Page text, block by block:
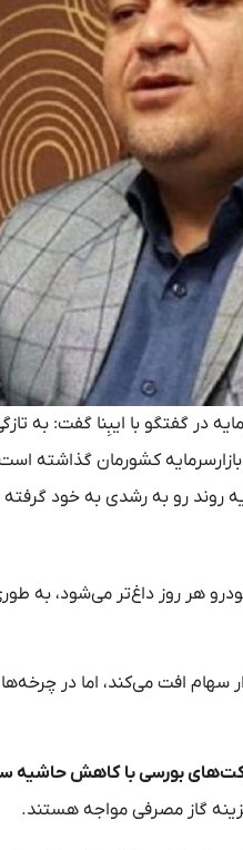
در گفتگو با ایبِنا گفت: به
کشورمان گذاشته
روند رو به رشدی به خود
هر روز داغ‌تر می‌شود، به
سهام افت می‌کند، اما در
شرکت‌های بورسی با کاهش